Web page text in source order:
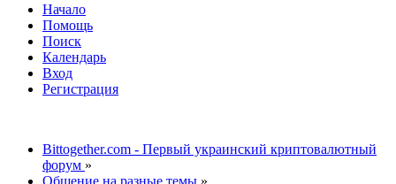
Начало
Помощь
Поиск
Календарь
Вход
Регистрация
Bittogether.com - Первый украинский криптовалютный
форум »
Общение на разные темы »